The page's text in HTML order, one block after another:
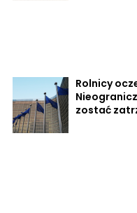
Rolnicy
zostać